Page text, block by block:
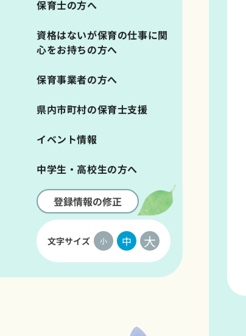
保育士の方へ
資格はないが保育の仕事に関
心をお持ちの方へ
保育事業者の方へ
県内市町村の保育士支援
イベント情報
中学生・高校生の方へ
登録情報の修正
文字サイズ 小 中 大